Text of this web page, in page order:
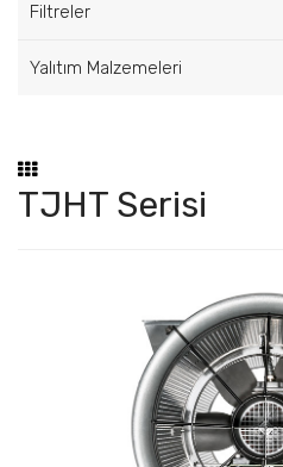
Filtreler
Yalıtım Malzemeleri
TJHT Serisi